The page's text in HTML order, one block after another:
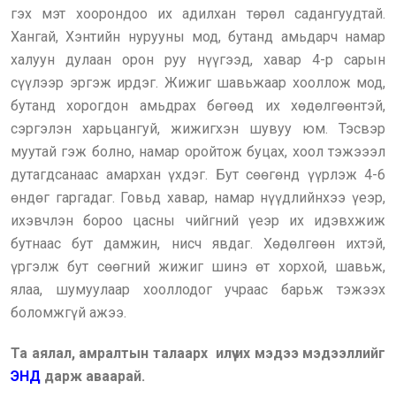
гэх мэт хоорондоо их адилхан төрөл садангуудтай.
Хангай, Хэнтийн нурууны мод, бутанд амьдарч намар
халуун дулаан орон руу нүүгээд, хавар 4-р сарын
сүүлээр эргэж ирдэг. Жижиг шавьжаар хооллож мод,
бутанд хорогдон амьдрах бөгөөд их хөдөлгөөнтэй,
сэргэлэн харьцангуй, жижигхэн шувуу юм. Тэсвэр
муутай гэж болно, намар оройтож буцах, хоол тэжэээл
дутагдсанаас амархан үхдэг. Бут сөөгөнд үүрлэж 4-6
өндөг гаргадаг. Говьд хавар, намар нүүдлийнхээ үеэр,
ихэвчлэн бороо цасны чийгний үеэр их идэвхжиж
бутнаас бут дамжин, нисч явдаг. Хөдөлгөөн ихтэй,
үргэлж бут сөөгний жижиг шинэ өт хорхой, шавьж,
ялаа, шумуулаар хооллодог учраас барьж тэжээх
боломжгүй ажээ.
Та аялал, амралтын талаарх илүү их мэдээ мэдээллийг
ЭНД дарж аваарай.